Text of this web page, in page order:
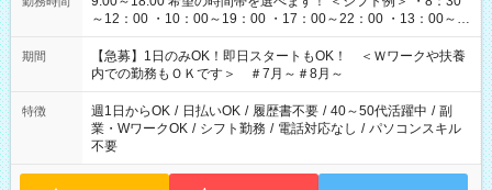
～12：00 ・10：00～19：00 ・17：00～22：00 ・13：00～
22：00 ・22：00～翌6：00 など
期間
【急募】1日のみOK！即日スタートもOK！ ＜Ｗワークや扶養
内での勤務もＯＫです＞ ＃7月～＃8月～
特徴 週1日からOK / 日払いOK / 履歴書不要 / 40～50代活躍中 / 副
業・WワークOK / シフト勤務 / 電話対応なし / パソコンスキル
不要